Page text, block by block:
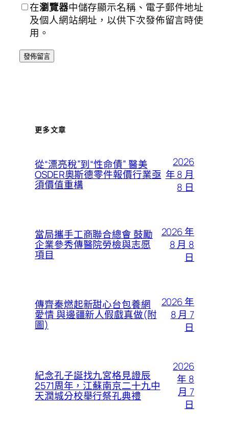
在瀏覽器中儲存顯示名稱、電子郵件地址
及個人網站網址，以供下次發佈留言時使
用。
更多文章
從“漂亮稅”到“性命債” 醫美
OSDER奧斯德零件報價行業亟
須價值重構
2026
年 8 月
8 日
當局攜手工商聯合總會 鼓勵
企業參秀傳醫院勞檢與志愿
項目
2026 年
8 月 8
日
傳齊秦燃起新甜心台包養網
愛情 與邊疆新人假戲真做(附
圖)
2026 年
8 月 7
日
紀念孔子誕找九宮格見證辰
2571周年，江蘇南京二十九中
天潤城分校舉行祭孔典禮
2026
年 8
月 7
日